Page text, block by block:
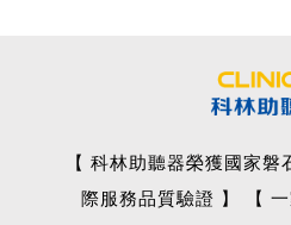
【 科林助聽器榮獲國家磐
際服務品質驗證 】 【